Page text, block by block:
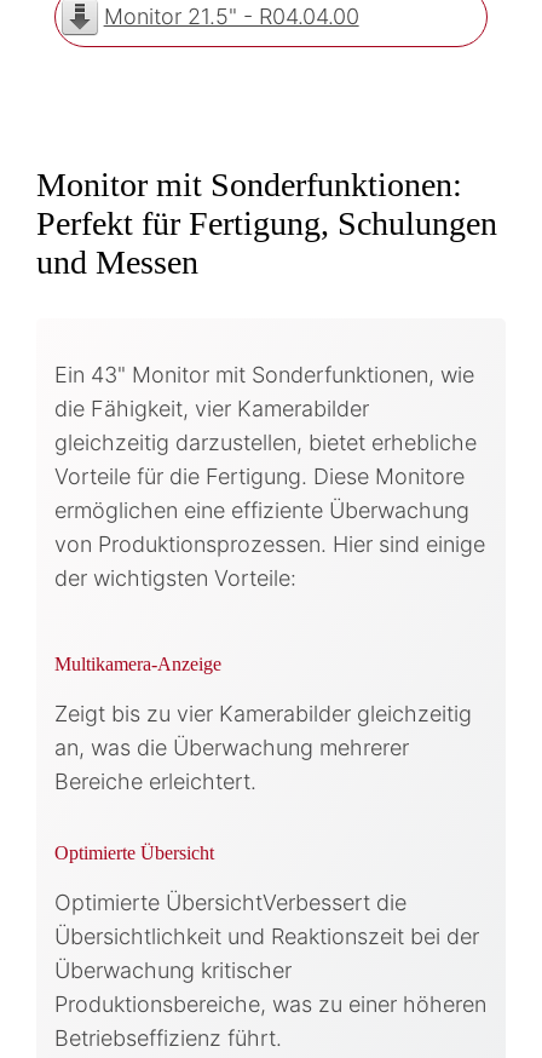
Monitor 21.5" - R04.04.00
Monitor mit Sonderfunktionen:
Perfekt für Fertigung, Schulungen
und Messen
Ein 43" Monitor mit Sonderfunktionen, wie
die Fähigkeit, vier Kamerabilder
gleichzeitig darzustellen, bietet erhebliche
Vorteile für die Fertigung. Diese Monitore
ermöglichen eine effiziente Überwachung
von Produktionsprozessen. Hier sind einige
der wichtigsten Vorteile:
Multikamera-Anzeige
Zeigt bis zu vier Kamerabilder gleichzeitig
an, was die Überwachung mehrerer
Bereiche erleichtert.
Optimierte Übersicht
Optimierte ÜbersichtVerbessert die
Übersichtlichkeit und Reaktionszeit bei der
Überwachung kritischer
Produktionsbereiche, was zu einer höheren
Betriebseffizienz führt.